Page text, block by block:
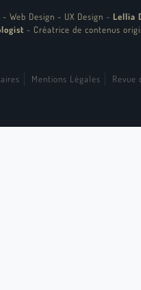
- Web Design - UX Design - Lellia
- Créatrice de contenus
Mentions Légales Revue